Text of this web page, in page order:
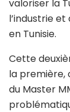
valoriser la
l’industrie et
en Tunisie.
Cette
la première,
du Master